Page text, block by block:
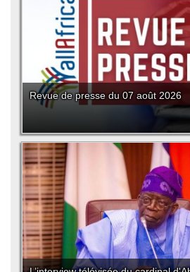
Revue de presse du 07 août 2026